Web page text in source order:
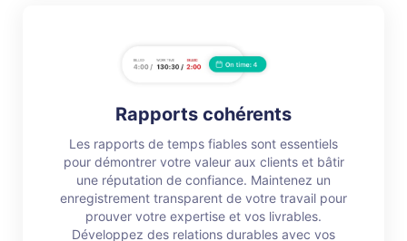
Rapports cohérents
Les rapports de temps fiables sont essentiels
pour démontrer votre valeur aux clients et bâtir
une réputation de confiance. Maintenez un
enregistrement transparent de votre travail pour
prouver votre expertise et vos livrables.
Développez des relations durables avec vos